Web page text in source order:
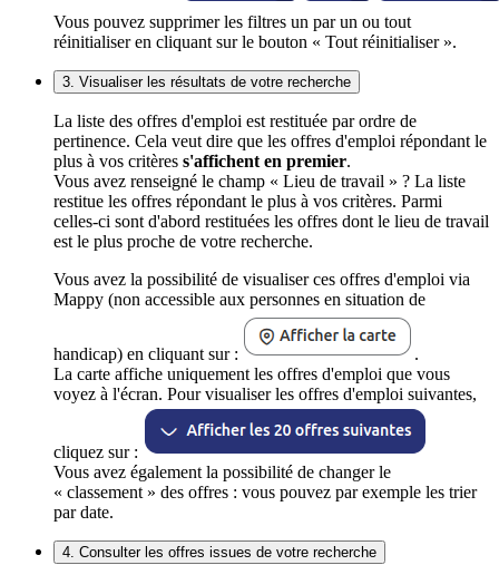
Vous pouvez supprimer les filtres un par un ou tout
réinitialiser en cliquant sur le bouton « Tout réinitialiser ».
3. Visualiser les résultats de votre recherche
La liste des offres d'emploi est restituée par ordre de
pertinence. Cela veut dire que les offres d'emploi répondant le
plus à vos critères s'affichent en premier.
Vous avez renseigné le champ « Lieu de travail » ? La liste
restitue les offres répondant le plus à vos critères. Parmi
celles-ci sont d'abord restituées les offres dont le lieu de travail
est le plus proche de votre recherche.
Vous avez la possibilité de visualiser ces offres d'emploi via
Mappy (non accessible aux personnes en situation de
handicap) en cliquant sur :
.
La carte affiche uniquement les offres d'emploi que vous
voyez à l'écran. Pour visualiser les offres d'emploi suivantes,
cliquez sur :
Vous avez également la possibilité de changer le
« classement » des offres : vous pouvez par exemple les trier
par date.
4. Consulter les offres issues de votre recherche